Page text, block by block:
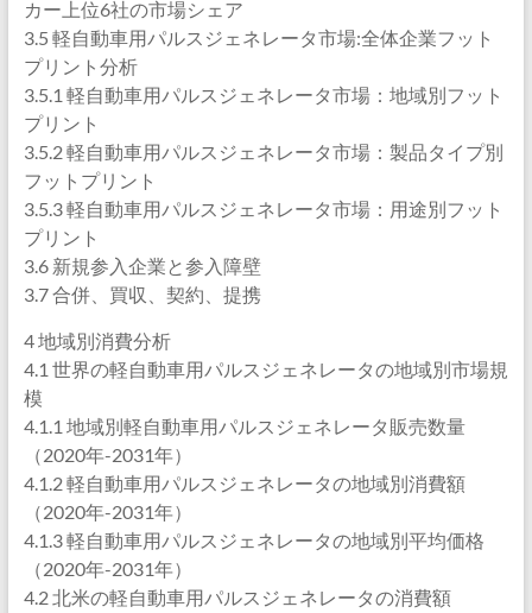
カー上位6社の市場シェア
3.5 軽自動車用パルスジェネレータ市場:全体企業フット
プリント分析
3.5.1 軽自動車用パルスジェネレータ市場：地域別フット
プリント
3.5.2 軽自動車用パルスジェネレータ市場：製品タイプ別
フットプリント
3.5.3 軽自動車用パルスジェネレータ市場：用途別フット
プリント
3.6 新規参入企業と参入障壁
3.7 合併、買収、契約、提携
4 地域別消費分析
4.1 世界の軽自動車用パルスジェネレータの地域別市場規
模
4.1.1 地域別軽自動車用パルスジェネレータ販売数量
（2020年-2031年）
4.1.2 軽自動車用パルスジェネレータの地域別消費額
（2020年-2031年）
4.1.3 軽自動車用パルスジェネレータの地域別平均価格
（2020年-2031年）
4.2 北米の軽自動車用パルスジェネレータの消費額